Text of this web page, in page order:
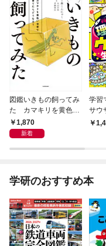
図鑑いきもの飼ってみ
た カマキリを黄色い
世界で育てたらどうな
る？
1,870
新着
学習
サウ
ポー
学研のおすすめ本